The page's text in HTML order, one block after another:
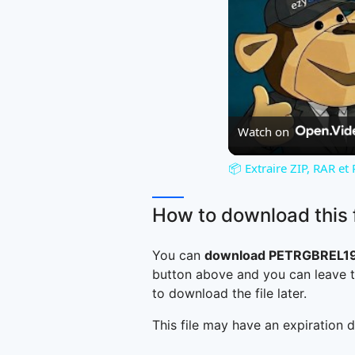
Watch on
📦 Extraire ZIP, RAR
How to download this
You can download
button above and you can
to download the file later.
This file may have an expiration